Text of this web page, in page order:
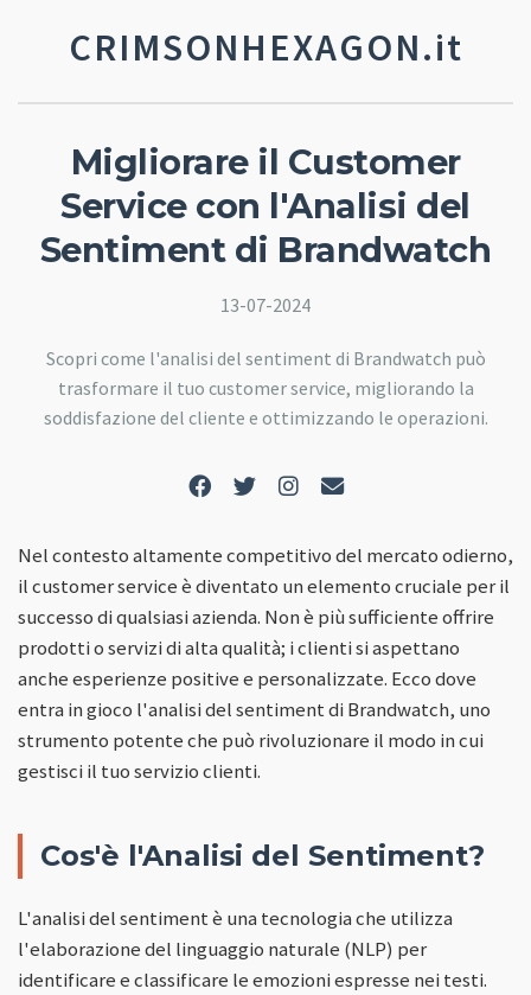
CRIMSONHEXAGON.it
Migliorare il Customer
Service con l'Analisi del
Sentiment di Brandwatch
13-07-2024
Scopri come l'analisi del sentiment di Brandwatch può
trasformare il tuo customer service, migliorando la
soddisfazione del cliente e ottimizzando le operazioni.
Nel contesto altamente competitivo del mercato odierno,
il customer service è diventato un elemento cruciale per il
successo di qualsiasi azienda. Non è più sufficiente offrire
prodotti o servizi di alta qualità; i clienti si aspettano
anche esperienze positive e personalizzate. Ecco dove
entra in gioco l'analisi del sentiment di Brandwatch, uno
strumento potente che può rivoluzionare il modo in cui
gestisci il tuo servizio clienti.
Cos'è l'Analisi del Sentiment?
L'analisi del sentiment è una tecnologia che utilizza
l'elaborazione del linguaggio naturale (NLP) per
identificare e classificare le emozioni espresse nei testi.